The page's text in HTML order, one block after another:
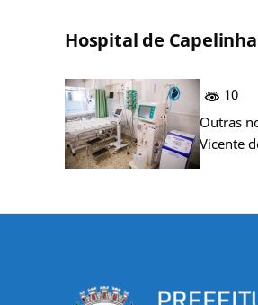
Hospital de
10
Outras
Vicente